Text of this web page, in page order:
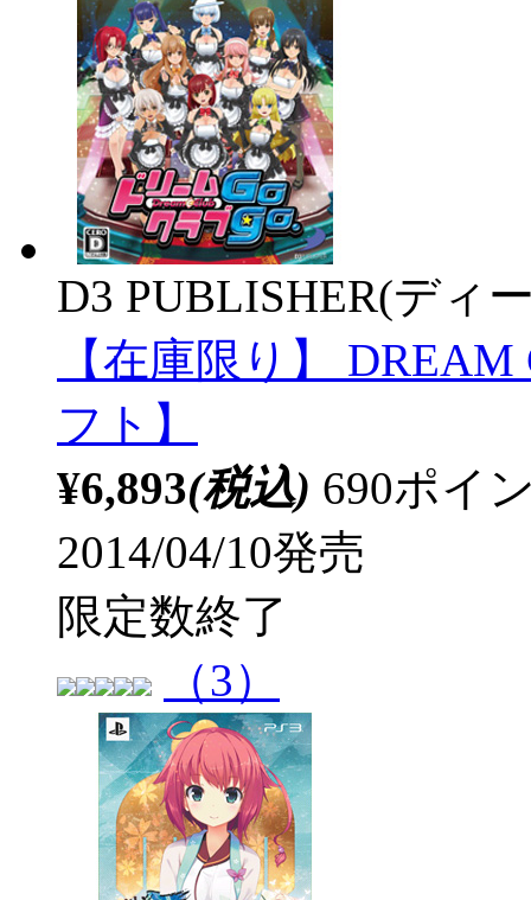
D3 PUBLISHER(ディ
【在庫限り】
フト】
¥6,893(税込) 690ポイ
2014/04/10発売
限定数終了
（3）